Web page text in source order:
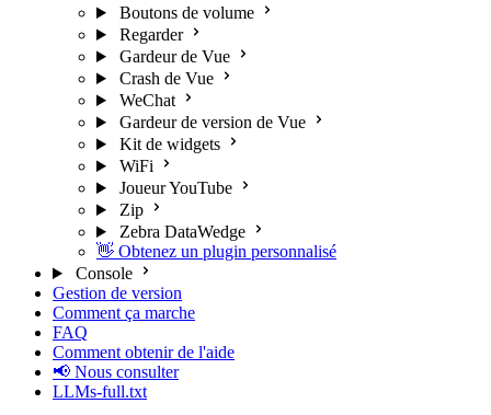
Boutons de volume
Regarder
Gardeur de Vue
Crash de Vue
WeChat
Gardeur de version de Vue
Kit de widgets
WiFi
Joueur YouTube
Zip
Zebra DataWedge
👋 Obtenez un plugin personnalisé
Console
Gestion de version
Comment ça marche
FAQ
Comment obtenir de l'aide
📢 Nous consulter
LLMs-full.txt